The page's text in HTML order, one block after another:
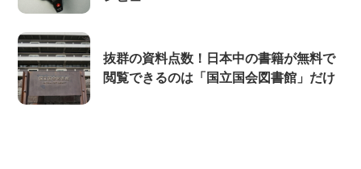
抜群の資料点数！日本中の書籍が無料で
閲覧できるのは「国立国会図書館」だけ